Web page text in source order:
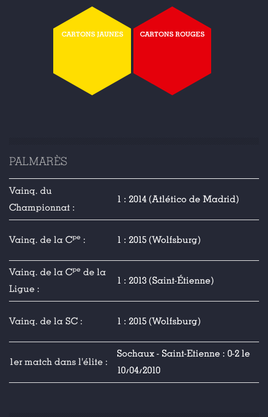
CARTONS JAUNES CARTONS ROUGES
PALMARÈS
Vainq. du
Championnat :
1 : 2014 (Atlético de Madrid)
Vainq. de la Cpe : 1 : 2015 (Wolfsburg)
Vainq. de la Cpe de la
Ligue :
1 : 2013 (Saint-Étienne)
Vainq. de la SC : 1 : 2015 (Wolfsburg)
1er match dans l'élite :
Sochaux - Saint-Etienne : 0-2 le
10/04/2010